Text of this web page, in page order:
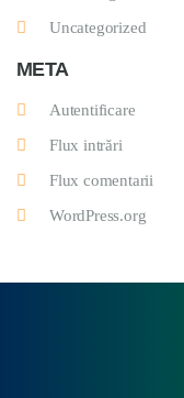
Uncategorized
META
Autentificare
Flux intrări
Flux comentarii
WordPress.org